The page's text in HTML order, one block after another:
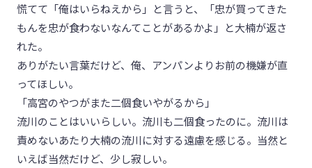
慌てて「俺はいらねえから」と言うと、「忠が買ってきた
もんを忠が食わないなんてことがあるかよ」と大楠が返さ
れた。
ありがたい言葉だけど、俺、アンパンよりお前の機嫌が直
ってほしい。
「高宮のやつがまた二個食いやがるから」
流川のことはいいらしい。流川も二個食ったのに。流川は
責めないあたり大楠の流川に対する遠慮を感じる。当然と
いえば当然だけど、少し寂しい。